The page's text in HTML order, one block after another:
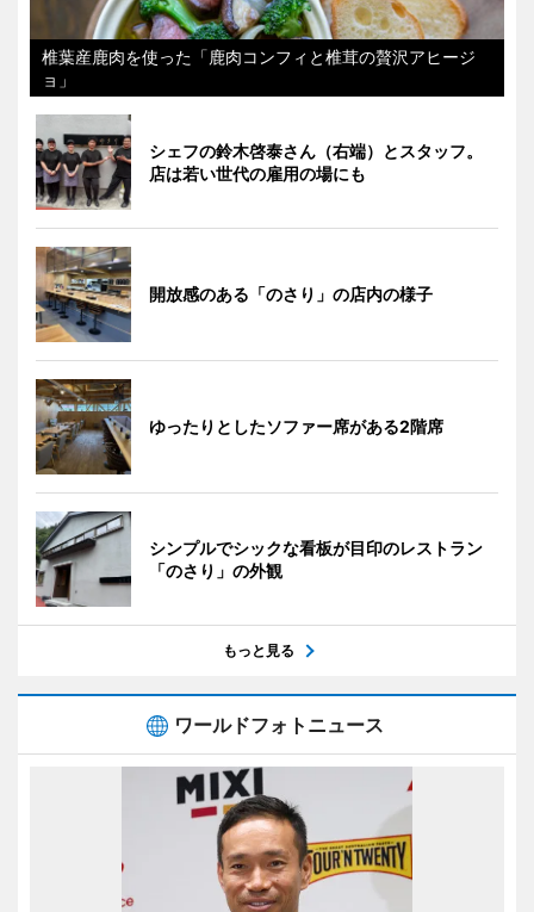
椎葉産鹿肉を使った「鹿肉コンフィと椎茸の贅沢アヒージ
ョ」
シェフの鈴木啓泰さん（右端）とスタッフ。
店は若い世代の雇用の場にも
開放感のある「のさり」の店内の様子
ゆったりとしたソファー席がある2階席
シンプルでシックな看板が目印のレストラン
「のさり」の外観
もっと見る
ワールドフォトニュース